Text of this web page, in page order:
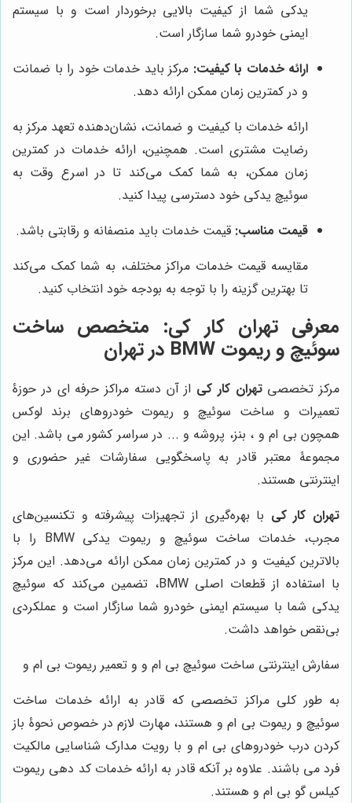
یدکی شما از کیفیت بالایی برخوردار است و با سیستم
ایمنی خودرو شما سازگار است.
ارائه خدمات با کیفیت: مرکز باید خدمات خود را با ضمانت
و در کمترین زمان ممکن ارائه دهد.
ارائه خدمات با کیفیت و ضمانت، نشان‌دهنده تعهد مرکز به
رضایت مشتری است. همچنین، ارائه خدمات در کمترین
زمان ممکن، به شما کمک می‌کند تا در اسرع وقت به
سوئیچ یدکی خود دسترسی پیدا کنید.
قیمت مناسب: قیمت خدمات باید منصفانه و رقابتی باشد.
مقایسه قیمت خدمات مراکز مختلف، به شما کمک می‌کند
تا بهترین گزینه را با توجه به بودجه خود انتخاب کنید.
معرفیتهران کار کی: متخصص ساخت
سوئیچ و ریموت BMW در تهران
مرکز تخصصیتهران کار کی از آن دسته مراکز حرفه ای در حوزۀ
تعمیرات و ساخت سوئیچ و ریموت خودروهای برند لوکس
همچون بی ام و ، بنز، پروشه و ... در سراسر کشور می باشد. این
مجموعۀ معتبر قادر به پاسخگویی سفارشات غیر حضوری و
اینترنتی هستند.
تهران کار کی با بهره‌گیری از تجهیزات پیشرفته و تکنسین‌های
مجرب، خدمات ساخت سوئیچ و ریموت یدکی BMW را با
بالاترین کیفیت و در کمترین زمان ممکن ارائه می‌دهد. این مرکز
با استفاده از قطعات اصلی BMW، تضمین می‌کند که سوئیچ
یدکی شما با سیستم ایمنی خودرو شما سازگار است و عملکردی
بی‌نقص خواهد داشت.
سفارش اینترنتی ساخت سوئیچ بی ام و و تعمیر ریموت بی ام و
به طور کلی مراکز تخصصی که قادر به ارائه خدمات ساخت
سوئیچ و ریموت بی ام و هستند، مهارت لازم در خصوص نحوۀ باز
کردن درب خودروهای بی ام و با رویت مدارک شناسایی مالکیت
فرد می باشند. علاوه بر آنکه قادر به ارائه خدمات کد دهی ریموت
کیلس گو بی ام و هستند.